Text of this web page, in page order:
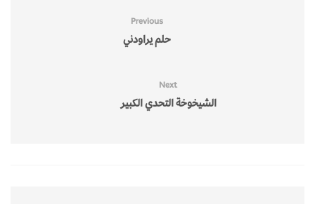
Previous
حلم يراودني
Next
الشيخوخة التحدي الكبير